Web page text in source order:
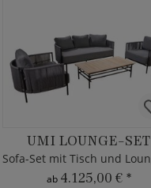
UMI LOUNGE-SET
ab 4.125,00 € *